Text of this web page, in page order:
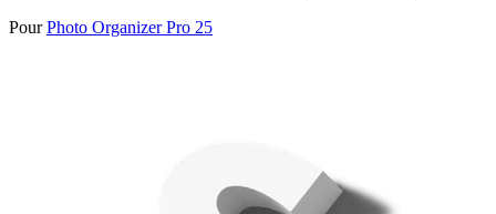
PourPhoto Organizer Pro 25